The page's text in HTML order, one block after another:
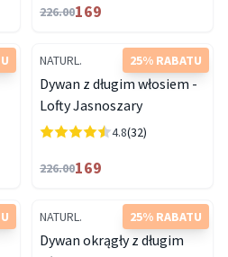
226.00169
25% RABATU
NATURL.
Dywan z długim włosiem -
Lofty Jasnoszary
4.8(32)
226.00169
25% RABATU
NATURL.
Dywan okrągły z długim